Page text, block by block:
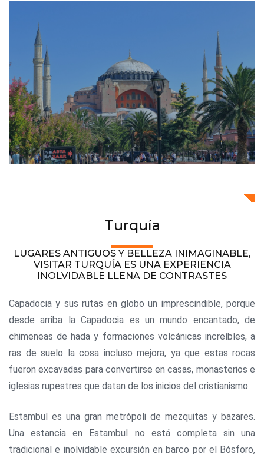
Turquía
LUGARES ANTIGUOS Y BELLEZA INIMAGINABLE,
VISITAR TURQUÍA ES UNA EXPERIENCIA
INOLVIDABLE LLENA DE CONTRASTES
Capadocia y sus rutas en globo un imprescindible, porque
desde arriba la Capadocia es un mundo encantado, de
chimeneas de hada y formaciones volcánicas increíbles, a
ras de suelo la cosa incluso mejora, ya que estas rocas
fueron excavadas para convertirse en casas, monasterios e
iglesias rupestres que datan de los inicios del cristianismo.
Estambul es una gran metrópoli de mezquitas y bazares.
Una estancia en Estambul no está completa sin una
tradicional e inolvidable excursión en barco por el Bósforo,